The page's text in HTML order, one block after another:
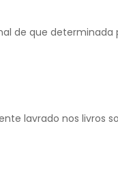
de que
lavrado nos livros